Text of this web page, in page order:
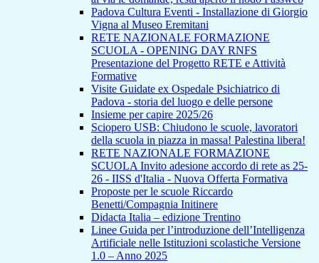
Padova Cultura Eventi - Installazione di Giorgio
Vigna al Museo Eremitani
RETE NAZIONALE FORMAZIONE
SCUOLA - OPENING DAY RNFS
Presentazione del Progetto RETE e Attività
Formative
Visite Guidate ex Ospedale Psichiatrico di
Padova - storia del luogo e delle persone
Insieme per capire 2025/26
Sciopero USB: Chiudono le scuole, lavoratori
della scuola in piazza in massa! Palestina libera!
RETE NAZIONALE FORMAZIONE
SCUOLA Invito adesione accordo di rete as 25-
26 - IISS d'Italia - Nuova Offerta Formativa
Proposte per le scuole Riccardo
Benetti/Compagnia Initinere
Didacta Italia – edizione Trentino
Linee Guida per l’introduzione dell’Intelligenza
Artificiale nelle Istituzioni scolastiche Versione
1.0 – Anno 2025